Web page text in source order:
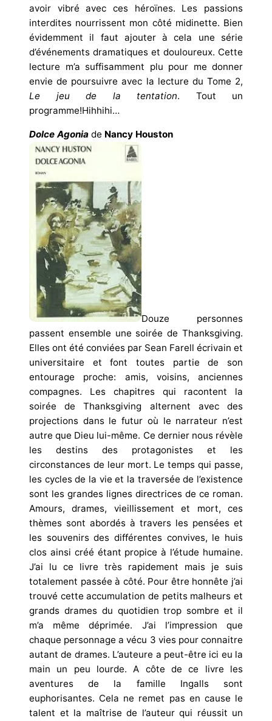
avoir vibré avec ces héroïnes. Les passions
interdites nourrissent mon côté midinette. Bien
évidemment il faut ajouter à cela une série
d’événements dramatiques et douloureux. Cette
lecture m’a suffisamment plu pour me donner
envie de poursuivre avec la lecture du Tome 2,
Le jeu de la tentation. Tout un
programme!Hihhihi…
Dolce Agonia de Nancy Houston
Douze personnes
passent ensemble une soirée de Thanksgiving.
Elles ont été conviées par Sean Farell écrivain et
universitaire et font toutes partie de son
entourage proche: amis, voisins, anciennes
compagnes. Les chapitres qui racontent la
soirée de Thanksgiving alternent avec des
projections dans le futur où le narrateur n’est
autre que Dieu lui-même. Ce dernier nous révèle
les destins des protagonistes et les
circonstances de leur mort. Le temps qui passe,
les cycles de la vie et la traversée de l’existence
sont les grandes lignes directrices de ce roman.
Amours, drames, vieillissement et mort, ces
thèmes sont abordés à travers les pensées et
les souvenirs des différentes convives, le huis
clos ainsi créé étant propice à l’étude humaine.
J’ai lu ce livre très rapidement mais je suis
totalement passée à côté. Pour être honnête j’ai
trouvé cette accumulation de petits malheurs et
grands drames du quotidien trop sombre et il
m’a même déprimée. J’ai l’impression que
chaque personnage a vécu 3 vies pour connaitre
autant de drames. L’auteure a peut-être ici eu la
main un peu lourde. A côte de ce livre les
aventures de la famille Ingalls sont
euphorisantes. Cela ne remet pas en cause le
talent et la maîtrise de l’auteur qui réussit un